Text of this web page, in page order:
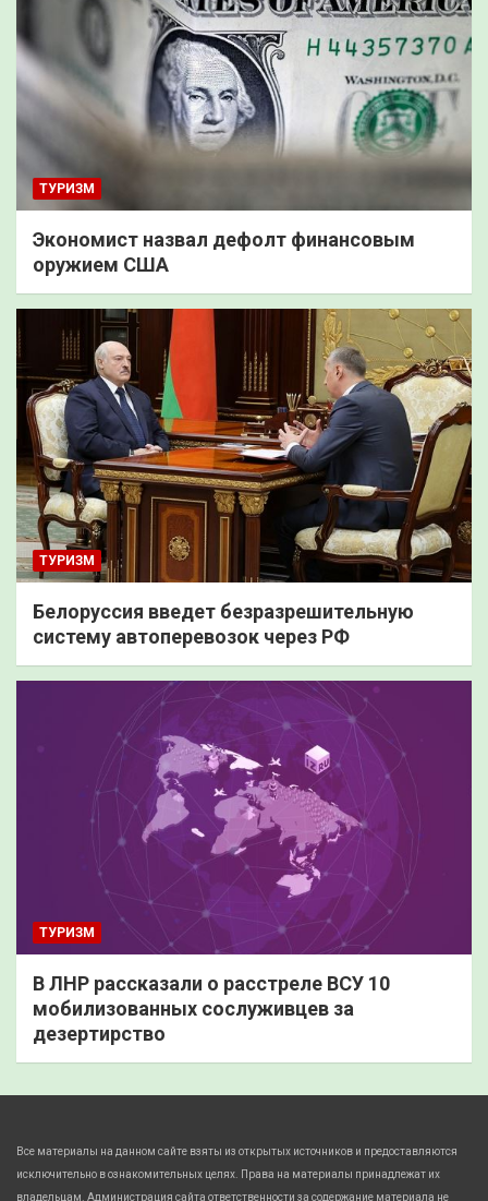
ТУРИЗМ
Экономист назвал дефолт финансовым
оружием США
ТУРИЗМ
Белоруссия введет безразрешительную
систему автоперевозок через РФ
ТУРИЗМ
В ЛНР рассказали о расстреле ВСУ 10
мобилизованных сослуживцев за
дезертирство
Все материалы на данном сайте взяты из открытых источников и предоставляются
исключительно в ознакомительных целях. Права на материалы принадлежат их
владельцам. Администрация сайта ответственности за содержание материала не